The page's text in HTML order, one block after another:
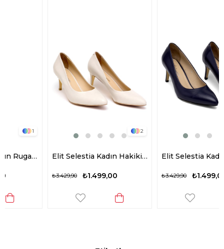
Elit Selestia Kadın Hakiki Deri Stiletto Bej
₺1.499,00
Elit Selestia Kadın Hakiki Deri Stiletto Lacivert
₺1.499,00